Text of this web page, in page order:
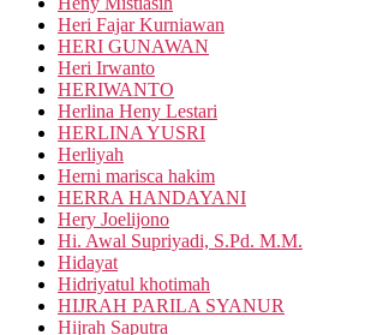
Heri Fajar Kurniawan
HERI GUNAWAN
Heri Irwanto
HERIWANTO
Herlina Heny Lestari
HERLINA YUSRI
Herliyah
Herni marisca hakim
HERRA HANDAYANI
Hery Joelijono
Hi. Awal Supriyadi, S.Pd. M.M.
Hidayat
Hidriyatul khotimah
HIJRAH PARILA SYANUR
Hijrah Saputra